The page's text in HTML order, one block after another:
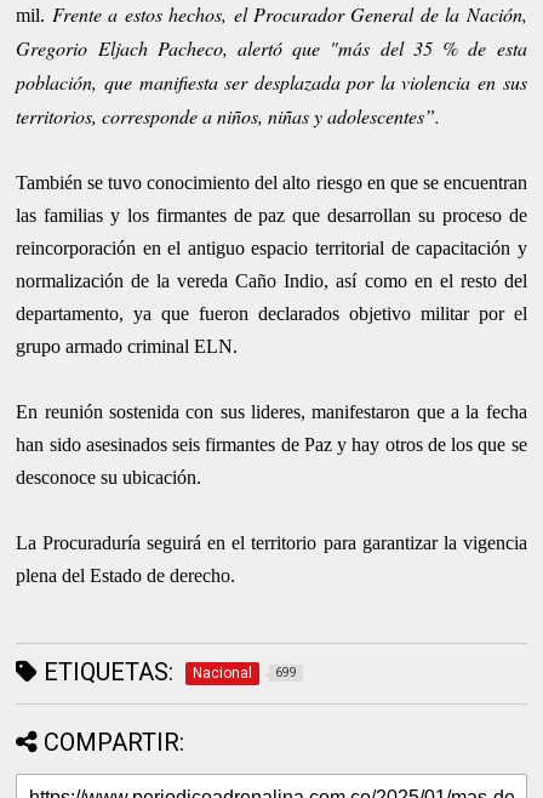
mil. Frente a estos hechos, el Procurador General de la Nación,
Gregorio Eljach Pacheco, alertó que "más del 35 % de esta
población, que manifiesta ser desplazada por la violencia en sus
territorios, corresponde a niños, niñas y adolescentes”.
También se tuvo conocimiento del alto riesgo en que se encuentran
las familias y los firmantes de paz que desarrollan su proceso de
reincorporación en el antiguo espacio territorial de capacitación y
normalización de la vereda Caño Indio, así como en el resto del
departamento, ya que fueron declarados objetivo militar por el
grupo armado criminal ELN.
En reunión sostenida con sus lideres, manifestaron que a la fecha
han sido asesinados seis firmantes de Paz y hay otros de los que se
desconoce su ubicación.
La Procuraduría seguirá en el territorio para garantizar la vigencia
plena del Estado de derecho.
ETIQUETAS: Nacional 699
COMPARTIR: